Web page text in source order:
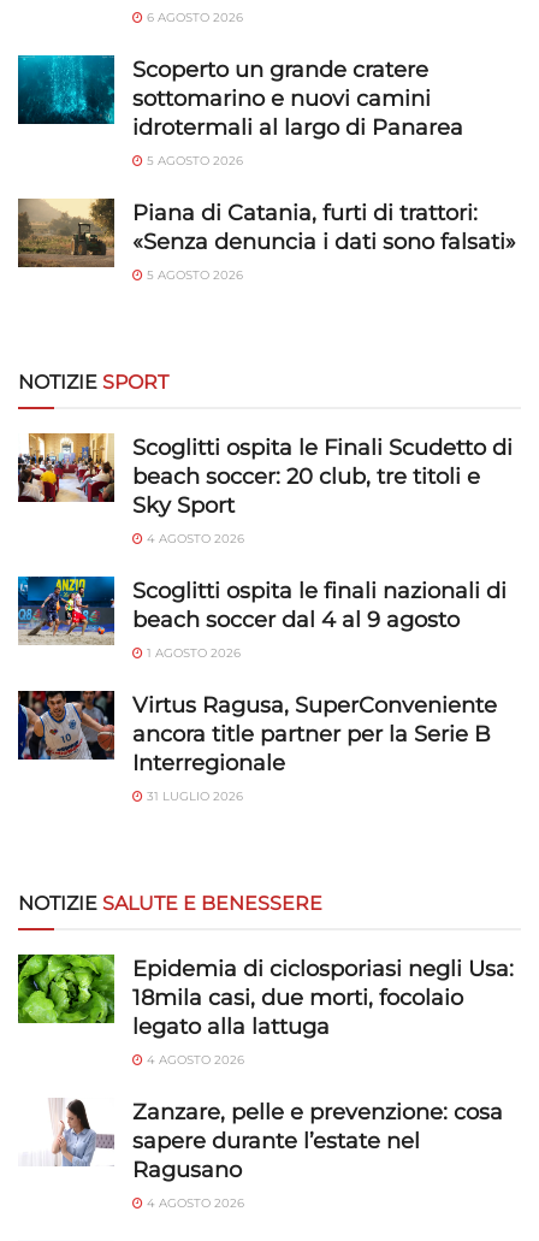
6 AGOSTO 2026
Scoperto un grande cratere
sottomarino e nuovi camini
idrotermali al largo di Panarea
5 AGOSTO 2026
Piana di Catania, furti di trattori:
«Senza denuncia i dati sono falsati»
5 AGOSTO 2026
NOTIZIE SPORT
Scoglitti ospita le Finali Scudetto di
beach soccer: 20 club, tre titoli e
Sky Sport
4 AGOSTO 2026
Scoglitti ospita le finali nazionali di
beach soccer dal 4 al 9 agosto
1 AGOSTO 2026
Virtus Ragusa, SuperConveniente
ancora title partner per la Serie B
Interregionale
31 LUGLIO 2026
NOTIZIE SALUTE E BENESSERE
Epidemia di ciclosporiasi negli Usa:
18mila casi, due morti, focolaio
legato alla lattuga
4 AGOSTO 2026
Zanzare, pelle e prevenzione: cosa
sapere durante l’estate nel
Ragusano
4 AGOSTO 2026